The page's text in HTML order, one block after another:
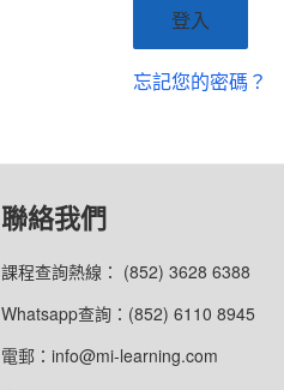
登入
忘記您的密碼？
聯絡我們
課程查詢熱線： (852) 3628 6388
Whatsapp查詢：(852) 6110 8945
電郵：info@mi-learning.com